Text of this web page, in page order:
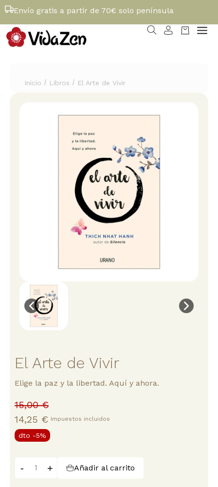
Envío gratis a partir de 70€ solo península
Inicio / Libros / El Arte de Vivir
El Arte de Vivir
Elige la paz y la libertad. Aquí y ahora.
15,00 €
14,25 € Impuestos incluidos
dto -5%
- + Añadir al carrito